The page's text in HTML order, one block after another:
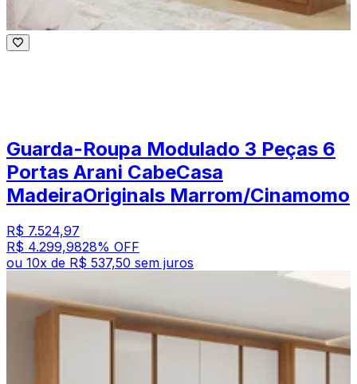
Guarda-Roupa Modulado 3 Peças 6
Portas Arani CabeCasa
MadeiraOriginals Marrom/Cinamomo
R$ 7.524,97
R$ 4.299,9828% OFF
ou 10x de R$ 537,50 sem juros